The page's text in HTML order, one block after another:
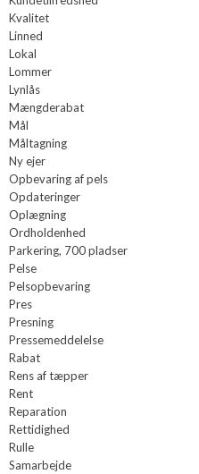
Kvalitet
Linned
Lokal
Lommer
Lynlås
Mængderabat
Mål
Måltagning
Ny ejer
Opbevaring af pels
Opdateringer
Oplægning
Ordholdenhed​
Parkering, 700 pladser
Pelse
Pelsopbevaring
Pres
Presning
Pressemeddelelse
Rabat
Rens af tæpper
Rent
Reparation
Rettidighed
Rulle
Samarbejde